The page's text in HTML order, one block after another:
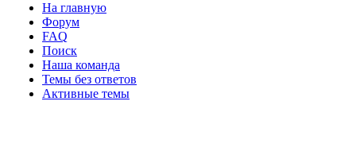
На главную
Форум
FAQ
Поиск
Наша команда
Темы без ответов
Активные темы